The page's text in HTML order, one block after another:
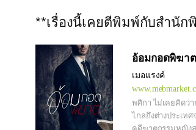
**เรื่องนี้เคยตีพิมพ์กับสำนัก
อ้อมกอดพิฆาต
เมอแรงค์
พศิกา ไม่เคยคิดว่
ไกลถึงต่างประเท